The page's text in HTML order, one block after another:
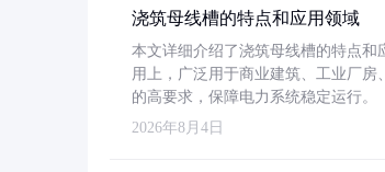
浇筑母线槽的特点和应用领域
本文详细介绍了浇筑母线槽的特点
用上，广泛用于商业建筑、工业厂
的高要求，保障电力系统稳定运行。
2026年8月4日